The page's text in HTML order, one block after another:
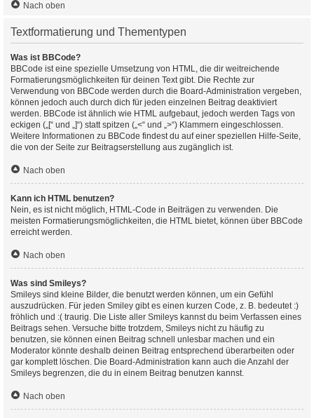
Nach oben
Textformatierung und Thementypen
Was ist BBCode?
BBCode ist eine spezielle Umsetzung von HTML, die dir weitreichende
Formatierungsmöglichkeiten für deinen Text gibt. Die Rechte zur
Verwendung von BBCode werden durch die Board-Administration vergeben,
können jedoch auch durch dich für jeden einzelnen Beitrag deaktiviert
werden. BBCode ist ähnlich wie HTML aufgebaut, jedoch werden Tags von
eckigen („[“ und „]“) statt spitzen („<“ und „>“) Klammern eingeschlossen.
Weitere Informationen zu BBCode findest du auf einer speziellen Hilfe-Seite,
die von der Seite zur Beitragserstellung aus zugänglich ist.
Nach oben
Kann ich HTML benutzen?
Nein, es ist nicht möglich, HTML-Code in Beiträgen zu verwenden. Die
meisten Formatierungsmöglichkeiten, die HTML bietet, können über BBCode
erreicht werden.
Nach oben
Was sind Smileys?
Smileys sind kleine Bilder, die benutzt werden können, um ein Gefühl
auszudrücken. Für jeden Smiley gibt es einen kurzen Code, z. B. bedeutet :)
fröhlich und :( traurig. Die Liste aller Smileys kannst du beim Verfassen eines
Beitrags sehen. Versuche bitte trotzdem, Smileys nicht zu häufig zu
benutzen, sie können einen Beitrag schnell unlesbar machen und ein
Moderator könnte deshalb deinen Beitrag entsprechend überarbeiten oder
gar komplett löschen. Die Board-Administration kann auch die Anzahl der
Smileys begrenzen, die du in einem Beitrag benutzen kannst.
Nach oben